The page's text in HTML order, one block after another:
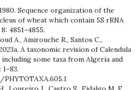
Sequence organization of the
of wheat which contain 5S rRNA
4851–4855.
A., Amirouche R., Santos C.,
A taxonomic revision of Calendula
some taxa from Algeria and